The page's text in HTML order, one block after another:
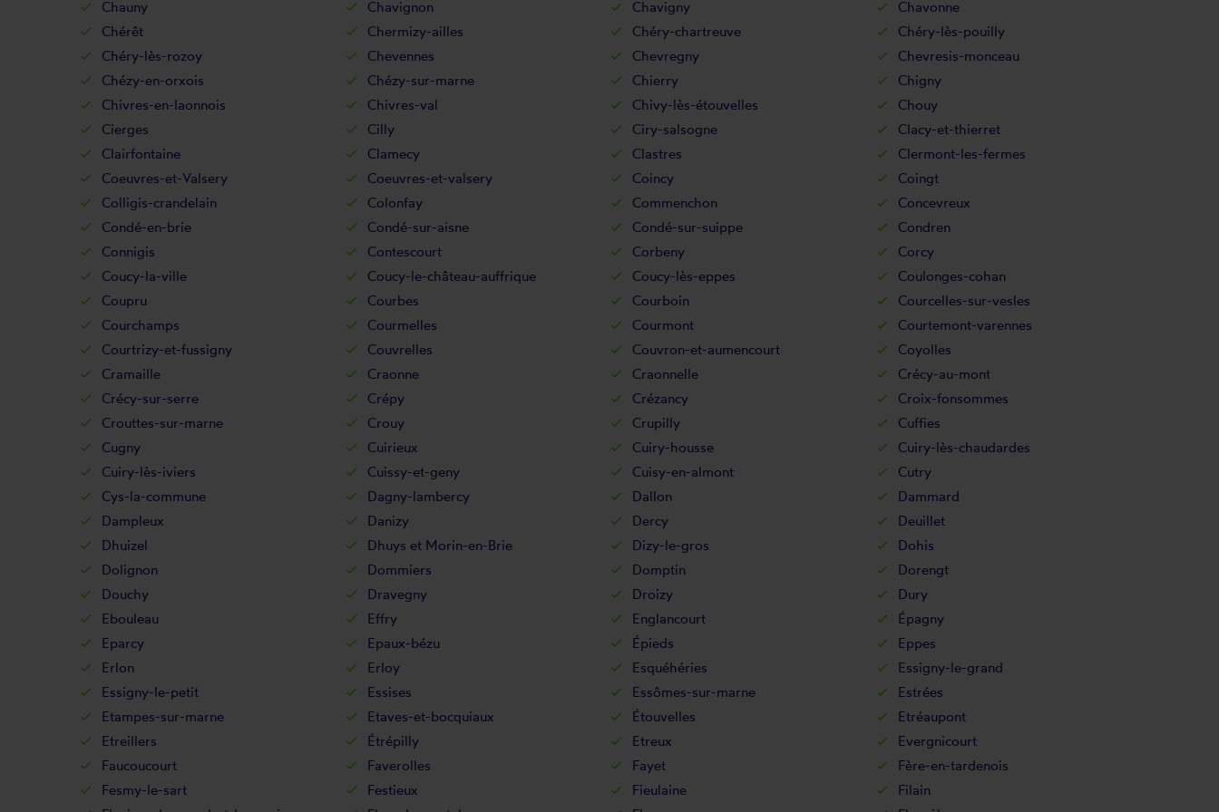
Chauny
Chavignon Chavigny
Chavonne
Chérêt
Chermizy-ailles Chéry-chartreuve
Chéry-lès-pouilly
Chéry-lès-rozoy
Chevennes Chevregny
Chevresis-monceau
Chézy-en-orxois
Chézy-sur-marne Chierry
Chigny
Chivres-en-laonnois
Chivres-val Chivy-lès-étouvelles
Chouy
Cierges
Cilly Ciry-salsogne
Clacy-et-thierret
Clairfontaine
Clamecy Clastres
Clermont-les-fermes
Coeuvres-et-Valsery
Coeuvres-et-valsery Coincy
Coingt
Colligis-crandelain
Colonfay Commenchon
Concevreux
Condé-en-brie
Condé-sur-aisne Condé-sur-suippe
Condren
Connigis
Contescourt Corbeny
Corcy
Coucy-la-ville
Coucy-le-château-auffrique Coucy-lès-eppes
Coulonges-cohan
Coupru
Courbes Courboin
Courcelles-sur-vesles
Courchamps
Courmelles Courmont
Courtemont-varennes
Courtrizy-et-fussigny
Couvrelles Couvron-et-aumencourt
Coyolles
Cramaille
Craonne Craonnelle
Crécy-au-mont
Crécy-sur-serre
Crépy Crézancy
Croix-fonsommes
Crouttes-sur-marne
Crouy Crupilly
Cuffies
Cugny
Cuirieux Cuiry-housse
Cuiry-lès-chaudardes
Cuiry-lès-iviers
Cuissy-et-geny Cuisy-en-almont
Cutry
Cys-la-commune
Dagny-lambercy Dallon
Dammard
Dampleux
Danizy Dercy
Deuillet
Dhuizel
Dhuys et Morin-en-Brie Dizy-le-gros
Dohis
Dolignon
Dommiers Domptin
Dorengt
Douchy
Dravegny Droizy
Dury
Ebouleau
Effry Englancourt
Épagny
Eparcy
Epaux-bézu Épieds
Eppes
Erlon
Erloy Esquéhéries
Essigny-le-grand
Essigny-le-petit
Essises Essômes-sur-marne
Estrées
Etampes-sur-marne
Etaves-et-bocquiaux Étouvelles
Etréaupont
Etreillers
Étrépilly Etreux
Evergnicourt
Faucoucourt
Faverolles Fayet
Fère-en-tardenois
Fesmy-le-sart
Festieux Fieulaine
Filain